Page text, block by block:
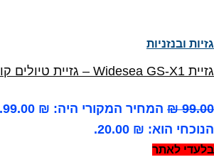
גזיות ובנזניות
גזיית Widesea GS-X1 – גזיית טיולים קומפקטית 3,300W
₪99.00 המחיר המקורי היה: ₪ 99.00.
הנוכחי הוא: ₪ 20.00.
בלעדי לאתר